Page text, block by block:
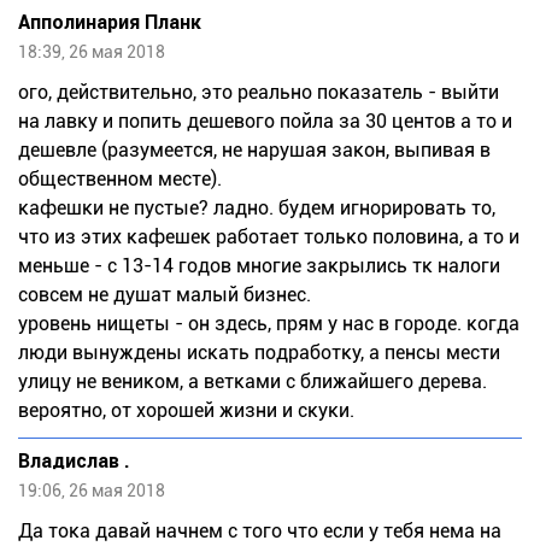
Апполинария Планк
18:39, 26 мая 2018
ого, действительно, это реально показатель - выйти
на лавку и попить дешевого пойла за 30 центов а то и
дешевле (разумеется, не нарушая закон, выпивая в
общественном месте).
кафешки не пустые? ладно. будем игнорировать то,
что из этих кафешек работает только половина, а то и
меньше - с 13-14 годов многие закрылись тк налоги
совсем не душат малый бизнес.
уровень нищеты - он здесь, прям у нас в городе. когда
люди вынуждены искать подработку, а пенсы мести
улицу не веником, а ветками с ближайшего дерева.
вероятно, от хорошей жизни и скуки.
Владислав .
19:06, 26 мая 2018
Да тока давай начнем с того что если у тебя нема на